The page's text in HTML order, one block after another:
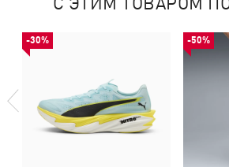
-30% -50%